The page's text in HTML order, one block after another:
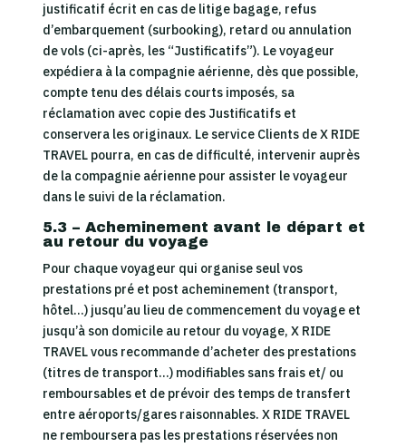
justificatif écrit en cas de litige bagage, refus
d’embarquement (surbooking), retard ou annulation
de vols (ci-après, les “Justificatifs”). Le voyageur
expédiera à la compagnie aérienne, dès que possible,
compte tenu des délais courts imposés, sa
réclamation avec copie des Justificatifs et
conservera les originaux. Le service Clients de X RIDE
TRAVEL pourra, en cas de difficulté, intervenir auprès
de la compagnie aérienne pour assister le voyageur
dans le suivi de la réclamation.
5.3 – Acheminement avant le départ et
au retour du voyage
Pour chaque voyageur qui organise seul vos
prestations pré et post acheminement (transport,
hôtel…) jusqu’au lieu de commencement du voyage et
jusqu’à son domicile au retour du voyage, X RIDE
TRAVEL vous recommande d’acheter des prestations
(titres de transport…) modifiables sans frais et/ ou
remboursables et de prévoir des temps de transfert
entre aéroports/gares raisonnables. X RIDE TRAVEL
ne remboursera pas les prestations réservées non